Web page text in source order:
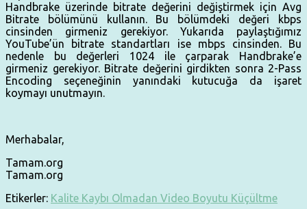
Handbrake üzerinde bitrate değerini değiştirmek için Avg
Bitrate bölümünü kullanın. Bu bölümdeki değeri kbps
cinsinden girmeniz gerekiyor. Yukarıda paylaştığımız
YouTube’ün bitrate standartları ise mbps cinsinden. Bu
nedenle bu değerleri 1024 ile çarparak Handbrake’e
girmeniz gerekiyor. Bitrate değerini girdikten sonra 2-Pass
Encoding seçeneğinin yanındaki kutucuğa da işaret
koymayı unutmayın.
Merhabalar,
Tamam.org
Tamam.org
Etikerler: Kalite Kaybı Olmadan Video Boyutu Küçültme